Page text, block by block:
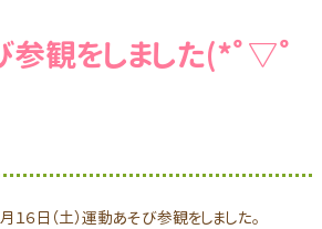
参観をしました(*ﾟ▽ﾟ
６日（土）運動あそび参観をしました。